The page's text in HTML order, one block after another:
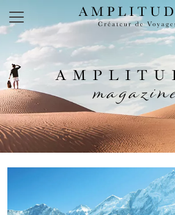
×